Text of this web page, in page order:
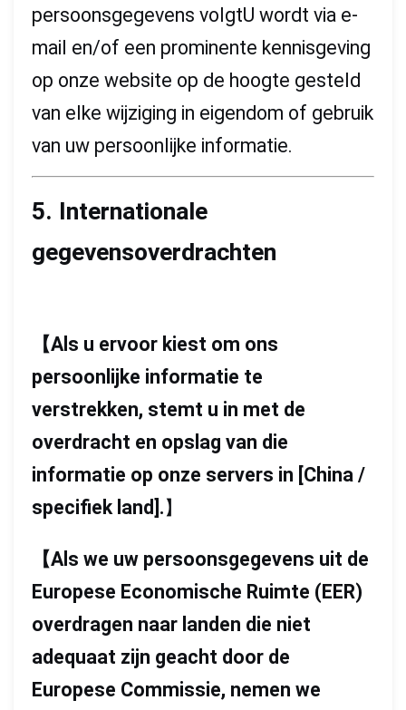
persoonsgegevens volgtU wordt via e-
mail en/of een prominente kennisgeving
op onze website op de hoogte gesteld
van elke wijziging in eigendom of gebruik
van uw persoonlijke informatie.
5. Internationale
gegevensoverdrachten
【Als u ervoor kiest om ons
persoonlijke informatie te
verstrekken, stemt u in met de
overdracht en opslag van die
informatie op onze servers in [China /
specifiek land].】
【Als we uw persoonsgegevens uit de
Europese Economische Ruimte (EER)
overdragen naar landen die niet
adequaat zijn geacht door de
Europese Commissie, nemen we